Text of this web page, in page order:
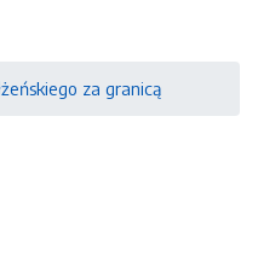
za granicą